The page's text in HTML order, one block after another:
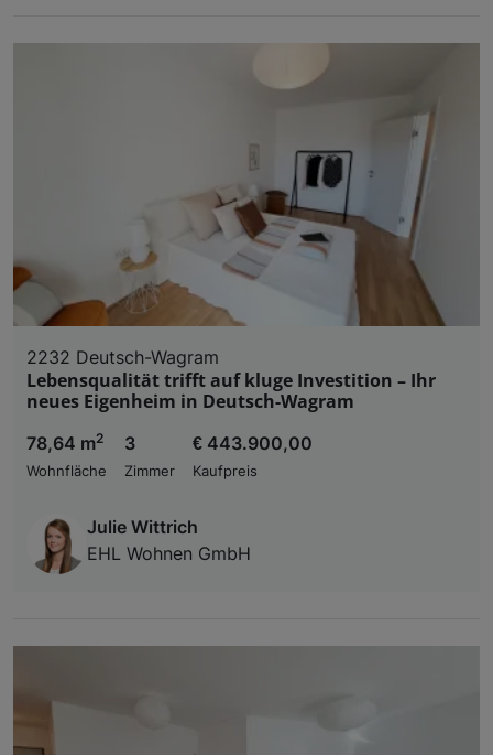
2232 Deutsch-Wagram
Lebensqualität trifft auf kluge Investition – Ihr
neues Eigenheim in Deutsch-Wagram
78,64 m2
Wohnfläche
3
Zimmer
€ 443.900,00
Kaufpreis
Julie Wittrich
EHL Wohnen GmbH